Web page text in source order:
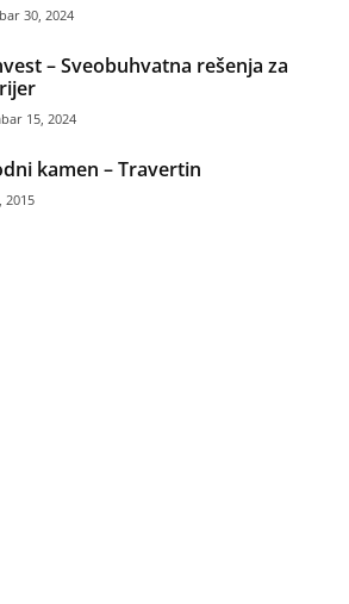
30, 2024
– Sveobuhvatna rešenja za
15, 2024
kamen – Travertin
2015